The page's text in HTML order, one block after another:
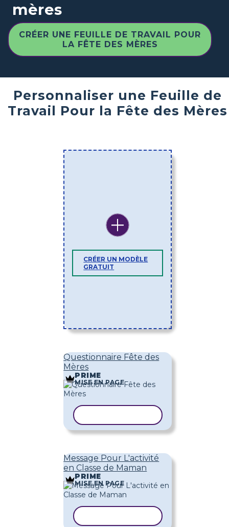
mères
CRÉER UNE FEUILLE DE TRAVAIL POUR
LA FÊTE DES MÈRES
Personnaliser une Feuille de
Travail Pour la Fête des Mères
CRÉER UN MODÈLE
GRATUIT
Questionnaire Fête des
Mères
PRIME
MISE EN PAGE
Message Pour L'activité
en Classe de Maman
PRIME
MISE EN PAGE